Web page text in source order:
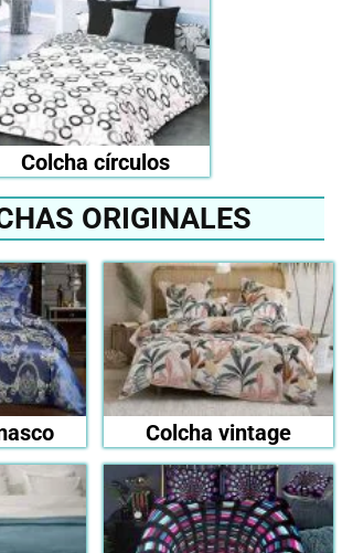
Colcha círculos
ORIGINALES
Colcha vintage